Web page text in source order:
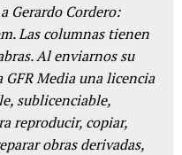
Gerardo Cordero:
Las columnas tienen
Al enviarnos su
Media una licencia
sublicenciable,
reproducir, copiar,
obras derivadas,